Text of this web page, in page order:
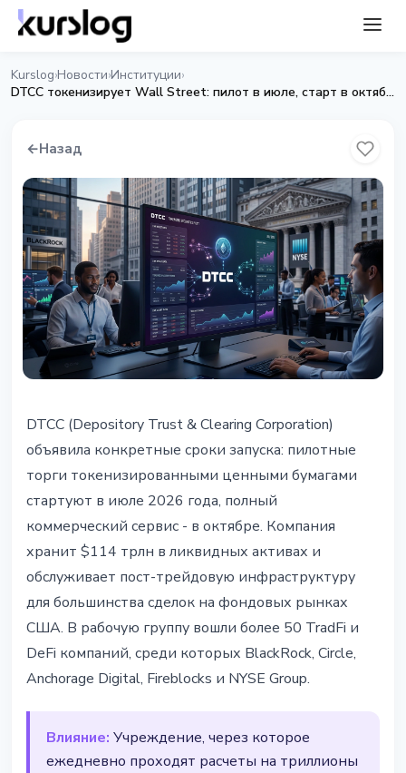
Kurslog›Новости›Институции›
DTCC токенизирует Wall Street: пилот в июле, старт в октябре 2026
←Назад
DTCC токенизирует ценные
бумаги: пилот в июле, полный
запуск в октябре 2026
5 мая 2026 г.4 мин чтения
Наталия Дорофеева
DTCC (Depository Trust & Clearing Corporation)
объявила конкретные сроки запуска: пилотные
торги токенизированными ценными бумагами
стартуют в июле 2026 года, полный
коммерческий сервис - в октябре. Компания
хранит $114 трлн в ликвидных активах и
обслуживает пост-трейдовую инфраструктуру
для большинства сделок на фондовых рынках
США. В рабочую группу вошли более 50 TradFi и
DeFi компаний, среди которых BlackRock, Circle,
Anchorage Digital, Fireblocks и NYSE Group.
Влияние: Учреждение, через которое
ежедневно проходят расчеты на триллионы